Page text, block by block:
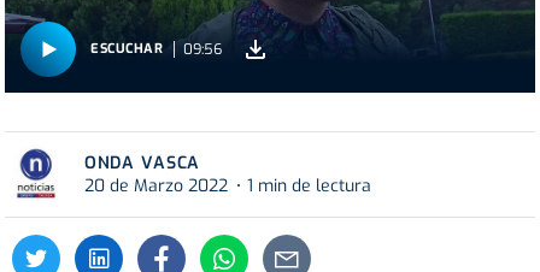
ESCUCHAR 09:56
ONDA VASCA
20 de Marzo 2022
1 min de lectura